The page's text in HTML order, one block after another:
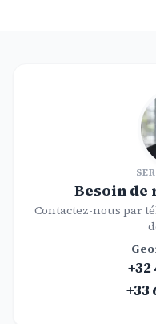
Besoin de
Contactez-nous par
+32
+33